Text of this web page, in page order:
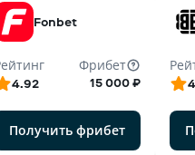
Fonbet
4.92
Фрибет
15 000 ₽
Получить фрибет